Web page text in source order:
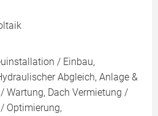
/ Einbau,
Abgleich, Anlage &
Wartung, Dach Vermietung /
Optimierung,